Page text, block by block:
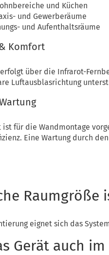
und Küchen
und Gewerberäume
und Aufenthaltsräume
Komfort
über die Infrarot-
Luftausblasrichtung
ist für die Wandmontage
Eine Wartung durch
Raumgröße
eignet sich das
Gerät auch